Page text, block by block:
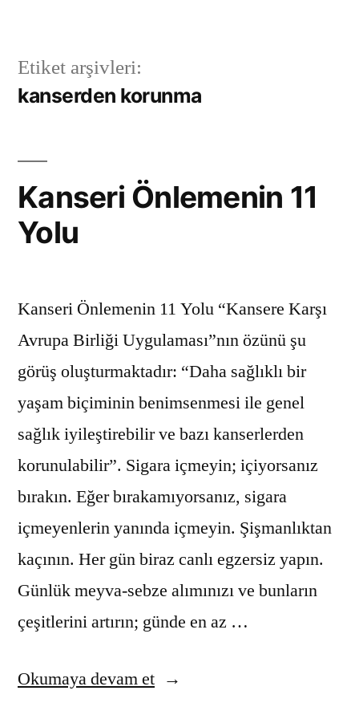
Etiket arşivleri:
kanserden korunma
Kanseri Önlemenin 11
Yolu
Kanseri Önlemenin 11 Yolu “Kansere Karşı
Avrupa Birliği Uygulaması”nın özünü şu
görüş oluşturmaktadır: “Daha sağlıklı bir
yaşam biçiminin benimsenmesi ile genel
sağlık iyileştirebilir ve bazı kanserlerden
korunulabilir”. Sigara içmeyin; içiyorsanız
bırakın. Eğer bırakamıyorsanız, sigara
içmeyenlerin yanında içmeyin. Şişmanlıktan
kaçının. Her gün biraz canlı egzersiz yapın.
Günlük meyva-sebze alımınızı ve bunların
çeşitlerini artırın; günde en az …
Okumaya devam et“Kanseri